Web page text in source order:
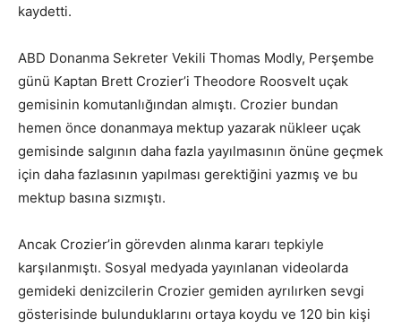
kaydetti.
ABD Donanma Sekreter Vekili Thomas Modly, Perşembe
günü Kaptan Brett Crozier’i Theodore Roosvelt uçak
gemisinin komutanlığından almıştı. Crozier bundan
hemen önce donanmaya mektup yazarak nükleer uçak
gemisinde salgının daha fazla yayılmasının önüne geçmek
için daha fazlasının yapılması gerektiğini yazmış ve bu
mektup basına sızmıştı.
Ancak Crozier’in görevden alınma kararı tepkiyle
karşılanmıştı. Sosyal medyada yayınlanan videolarda
gemideki denizcilerin Crozier gemiden ayrılırken sevgi
gösterisinde bulunduklarını ortaya koydu ve 120 bin kişi